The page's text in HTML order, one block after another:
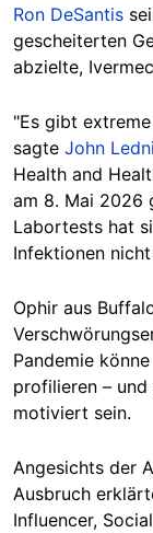
Ron DeSantis
gescheiterten
abzielte,
"Es gibt
sagte John
Health and
am 8. Mai 2026
Labortests hat
Infektionen
Ophir aus
Pandemie
profilieren –
motiviert sein.
Angesichts der
Ausbruch
Influencer,